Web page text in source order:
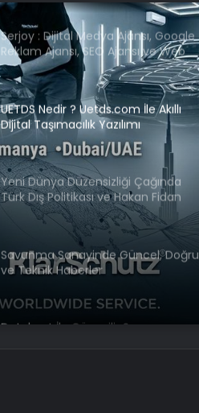
Serjoy : Dijital Medya Ajansı, Google
Reklam Ajansı, SEO Ajansı ve Web
Tasarım Ajansı
UETDS Nedir ? Uetds.com İle Akıllı
Dijital Taşımacılık Yazılımı
Yeni Dünya Düzensizliği Çağında
Türk Dış Politikası ve Hakan Fidan
Faktörü
Savunma Sanayinde Güncel, Doğru
ve Teknik Haberler
Datahost İle Güvenilir Sunucu